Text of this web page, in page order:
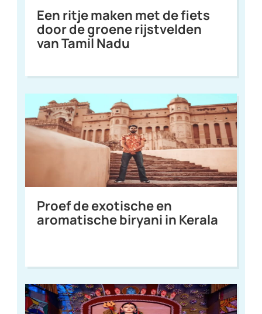
Een ritje maken met de fiets
door de groene rijstvelden
van Tamil Nadu
Proef de exotische en
aromatische biryani in Kerala